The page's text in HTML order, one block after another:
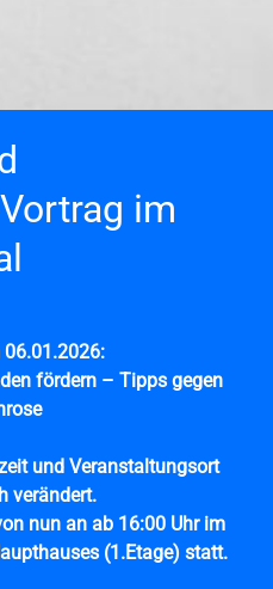
im
fördern – Tipps gegen
und Veranstaltungsort
verändert.
nun an ab 16:00 Uhr im
(1.Etage) statt.